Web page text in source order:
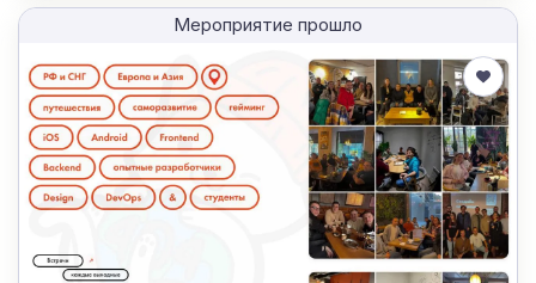
Мероприятие прошло